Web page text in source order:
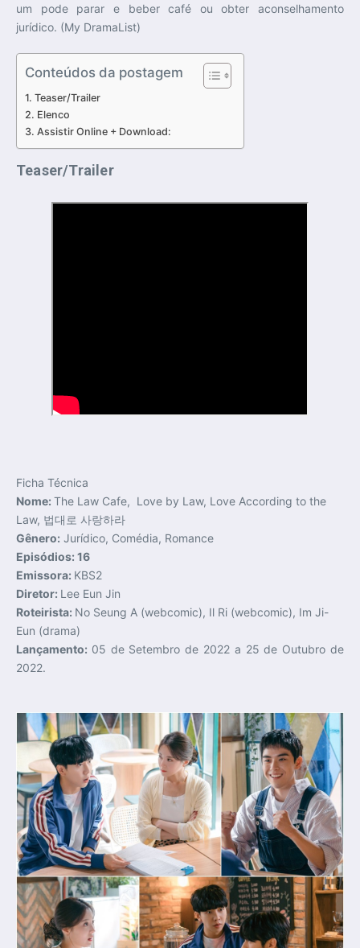
um pode parar e beber café ou obter aconselhamento
jurídico. (My DramaList)
Conteúdos da postagem
Teaser/Trailer
Elenco
Assistir Online + Download:
Teaser/Trailer
Ficha Técnica
Nome: The Law Cafe, Love by Law, Love According to the
Law, 법대로 사랑하라
Gênero: Jurídico, Comédia, Romance
Episódios: 16
Emissora: KBS2
Diretor: Lee Eun Jin
Roteirista: No Seung A (webcomic), Il Ri (webcomic), Im Ji-
Eun (drama)
Lançamento: 05 de Setembro de 2022 a 25 de Outubro de
2022.